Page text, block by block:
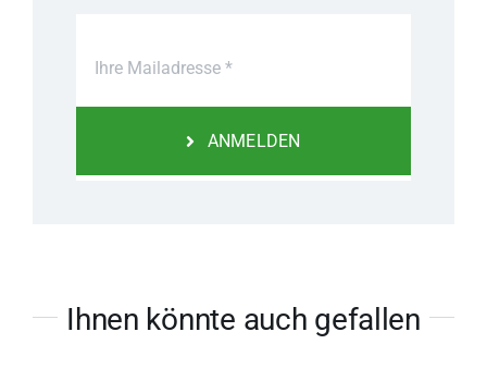
ANMELDEN
Ihnen könnte auch gefallen